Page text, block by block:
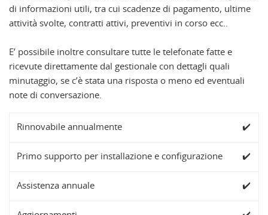
di informazioni utili, tra cui scadenze di pagamento, ultime
attività svolte, contratti attivi, preventivi in corso ecc..
E’ possibile inoltre consultare tutte le telefonate fatte e
ricevute direttamente dal gestionale con dettagli quali
minutaggio, se c’è stata una risposta o meno ed eventuali
note di conversazione.
Rinnovabile annualmente ✔️
Primo supporto per installazione e configurazione ✔️
Assistenza annuale ✔️